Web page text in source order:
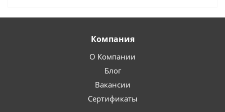
Компания
О Компании
Блог
Вакансии
Сертификаты